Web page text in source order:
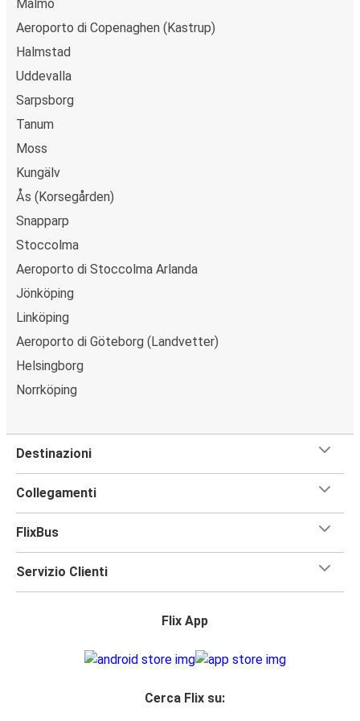
Malmö
Aeroporto di Copenaghen (Kastrup)
Halmstad
Uddevalla
Sarpsborg
Tanum
Moss
Kungälv
Ås (Korsegården)
Snapparp
Stoccolma
Aeroporto di Stoccolma Arlanda
Jönköping
Linköping
Aeroporto di Göteborg (Landvetter)
Helsingborg
Norrköping
Destinazioni
Collegamenti
FlixBus
Servizio Clienti
Flix App
Cerca Flix su: